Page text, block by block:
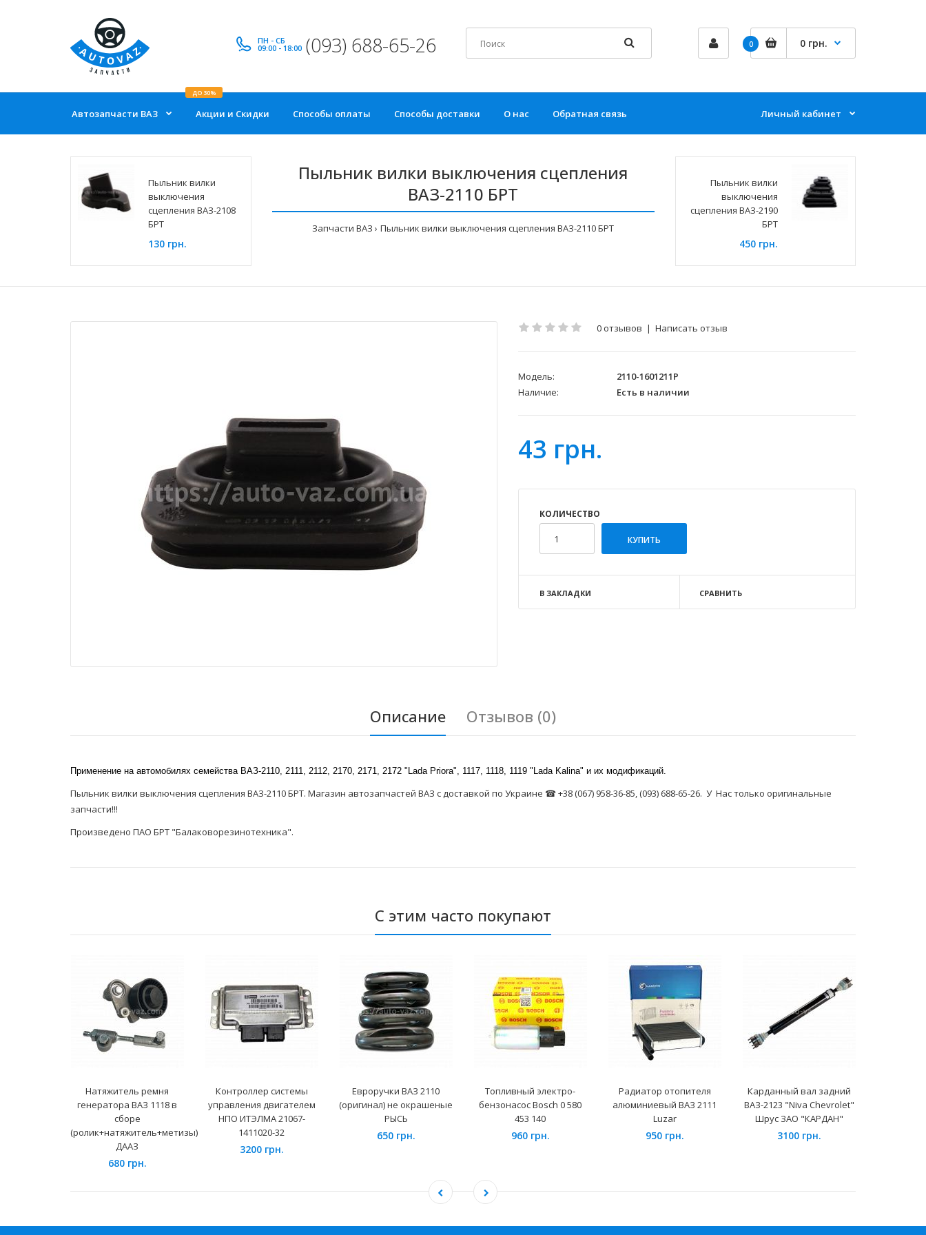
ПН - СБ
09:00 - 18:00 (093) 688-65-26 0 0 грн.
Автозапчасти ВАЗ Акции и Скидки
ДО 30%
Способы оплаты Способы доставки О нас Обратная связь Личный кабинет
Пыльник вилки
выключения
сцепления ВАЗ-2108
БРТ
130 грн.
Пыльник вилки выключения сцепления
ВАЗ-2110 БРТ
Запчасти ВАЗ Пыльник вилки выключения сцепления ВАЗ-2110 БРТ
Пыльник вилки
выключения
сцепления ВАЗ-2190
БРТ
450 грн.
0 отзывов | Написать отзыв
Модель:
2110-1601211Р
Наличие:
Есть в наличии
43 грн.
КОЛИЧЕСТВО
В ЗАКЛАДКИ СРАВНИТЬ
Описание Отзывов (0)
Применение на автомобилях семейства ВАЗ-2110, 2111, 2112, 2170, 2171, 2172 "Lada Priora", 1117, 1118, 1119 "Lada Kalina" и их модификаций.
Пыльник вилки выключения сцепления ВАЗ-2110 БРТ. Магазин автозапчастей ВАЗ с доставкой по Украине ☎ +38 (067) 958-36-85, (093) 688-65-26. У Нас только оригинальные
запчасти!!!
Произведено ПАО БРТ "Балаковорезинотехника".
С этим часто покупают
Натяжитель ремня
генератора ВАЗ 1118 в
сборе
(ролик+натяжитель+метизы)
ДААЗ
680 грн.
Контроллер системы
управления двигателем
НПО ИТЭЛМА 21067-
1411020-32
3200 грн.
Евроручки ВАЗ 2110
(оригинал) не окрашеные
РЫСЬ
650 грн.
Топливный электро-
бензонасос Bosch 0 580
453 140
960 грн.
Радиатор отопителя
алюминиевый ВАЗ 2111
Luzar
950 грн.
Карданный вал задний
ВАЗ-2123 "Niva Chevrolet"
Шрус ЗАО "КАРДАН"
3100 грн.